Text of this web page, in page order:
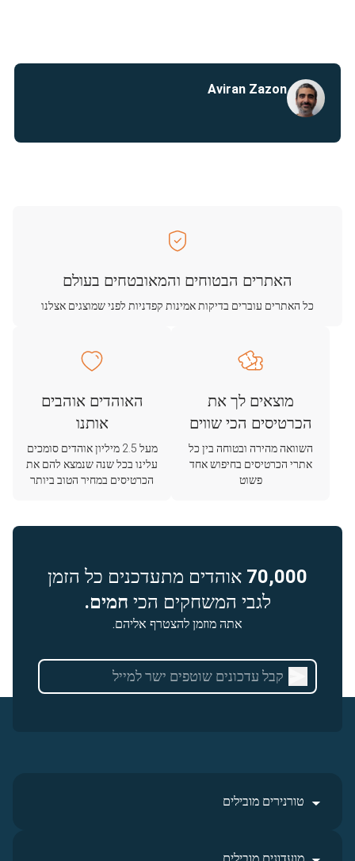
Aviran Zazon
האתרים הבטוחים והמאובטחים בעולם
כל האתרים עוברים בדיקות אמינות קפדניות לפני שמוצגים אצלנו
מוצאים לך את
הכרטיסים הכי שווים
השוואה מהירה ובטוחה בין כל
אתרי הכרטיסים בחיפוש אחד
פשוט
האוהדים אוהבים
אותנו
מעל 2.5 מיליון אוהדים סומכים
עלינו בכל שנה שנמצא להם את
הכרטיסים במחיר הטוב ביותר
70,000 אוהדים מתעדכנים כל הזמן
לגבי המשחקים הכי חמים.
אתה מוזמן להצטרף אליהם.
טורנירים מובילים